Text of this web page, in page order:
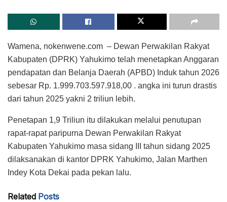
Wamena, nokenwene.com – Dewan Perwakilan Rakyat
Kabupaten (DPRK) Yahukimo telah menetapkan Anggaran
pendapatan dan Belanja Daerah (APBD) Induk tahun 2026
sebesar Rp. 1.999.703.597.918,00 . angka ini turun drastis
dari tahun 2025 yakni 2 triliun lebih.
Penetapan 1,9 Triliun itu dilakukan melalui penutupan
rapat-rapat paripurna Dewan Perwakilan Rakyat
Kabupaten Yahukimo masa sidang III tahun sidang 2025
dilaksanakan di kantor DPRK Yahukimo, Jalan Marthen
Indey Kota Dekai pada pekan lalu.
Related Posts